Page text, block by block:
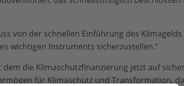
von der schnellen Einführung des
wichtigen Instruments sicherzustellen.“
die Klimaschutzfinanzierung jetzt auf
für Klimaschutz und Transformation,